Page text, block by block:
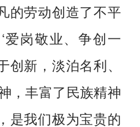
的劳动创造了不平
爱岗敬业、争创一
新，淡泊名利、
，丰富了民族精神
是我们极为宝贵的